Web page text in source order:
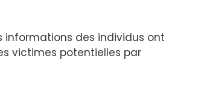
informations des individus ont
victimes potentielles par